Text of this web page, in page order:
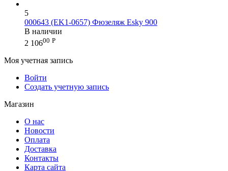
5
000643 (EK1-0657) Фюзеляж Esky 900
В наличии
2 10600 Р
Моя учетная запись
Войти
Создать учетную запись
Магазин
О нас
Новости
Оплата
Доставка
Контакты
Карта сайта